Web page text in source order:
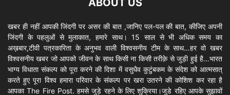
ABOUT US
खबर ही नहीं आपकी जिंदगी पर असर की बात ,जानिए पल-पल की बात, कीजिए अपनी
जिंदगी के पहलुओं से मुलाकात, हमारे साथ। 15 साल से भी अधिक समय का
अख़बार,टीवी पत्रकारिता के अनुभव वाली विश्वसनीय टीम के साथ…हर वो खबर
विश्वसनीय खबर जो आपको जीवन के साथ किसी ना किसी तरीक़े से जुड़ी हुई है…भारत
भाग्य विधाता संकल्प को पूरा करने की दिशा में वसुधैव कुटुंबकम के संदेश को आत्मसात्
करते हुए पूरा विश्व हमारा परिवार के संकल्प पर खरा उतरने की कोशिश कर रहा है
आपका The Fire Post. हमसे जुड़े रहने के लिए शुक्रिया।जुडे रहिए आपके सुझावों